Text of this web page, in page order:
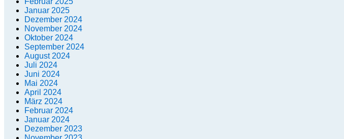
Januar 2025
Dezember 2024
November 2024
Oktober 2024
September 2024
August 2024
Juli 2024
Juni 2024
Mai 2024
April 2024
März 2024
Februar 2024
Januar 2024
Dezember 2023